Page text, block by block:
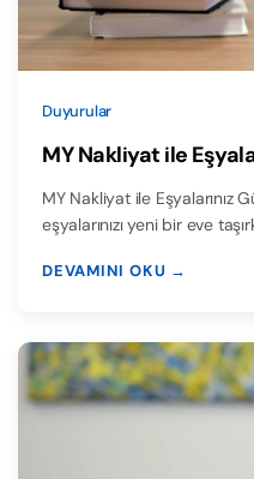
Duyurular
MY Nakliyat ile
MY Nakliyat ile Eşyalarınız Güvende Evden
eşyalarınızı yeni bir eve
DEVAMINI OKU →